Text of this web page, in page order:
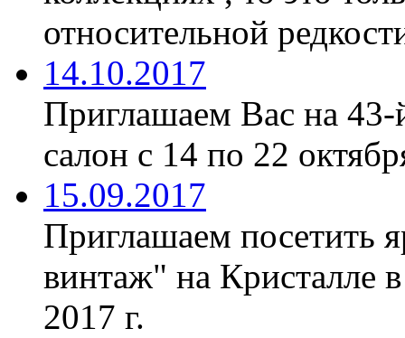
относительной
14.10.2017
Приглашаем Вас на
салон с 14 по 22
15.09.2017
Приглашаем посетить
винтаж" на Кристалле
2017 г.